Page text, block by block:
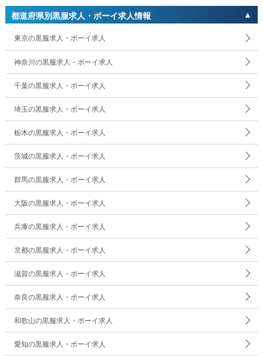
都道府県別黒服求人・ボーイ求人情報
東京の黒服求人・ボーイ求人
神奈川の黒服求人・ボーイ求人
千葉の黒服求人・ボーイ求人
埼玉の黒服求人・ボーイ求人
栃木の黒服求人・ボーイ求人
茨城の黒服求人・ボーイ求人
群馬の黒服求人・ボーイ求人
大阪の黒服求人・ボーイ求人
兵庫の黒服求人・ボーイ求人
京都の黒服求人・ボーイ求人
滋賀の黒服求人・ボーイ求人
奈良の黒服求人・ボーイ求人
和歌山の黒服求人・ボーイ求人
愛知の黒服求人・ボーイ求人